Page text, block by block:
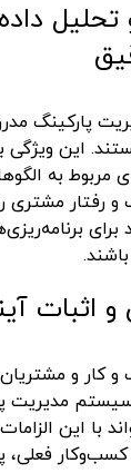
تحلیل
پارکینگ
این ویژگی
مربوط به
و رفتار مشتری
و اثبات
کار و
مدیریت
با این
فعلی،